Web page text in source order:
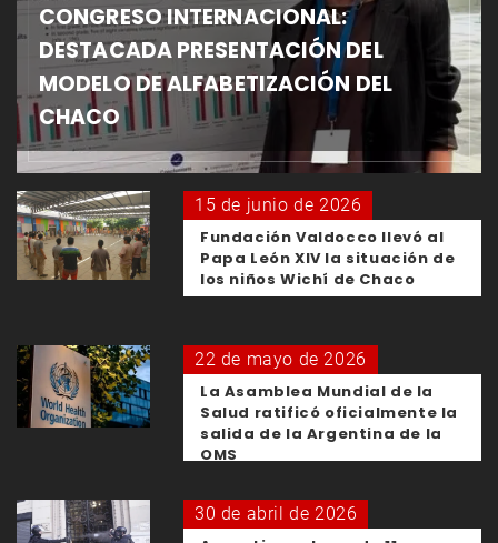
CONGRESO INTERNACIONAL:
DESTACADA PRESENTACIÓN DEL
MODELO DE ALFABETIZACIÓN DEL
CHACO
15 de junio de 2026
Fundación Valdocco llevó al
Papa León XIV la situación de
los niños Wichí de Chaco
22 de mayo de 2026
La Asamblea Mundial de la
Salud ratificó oficialmente la
salida de la Argentina de la
OMS
30 de abril de 2026